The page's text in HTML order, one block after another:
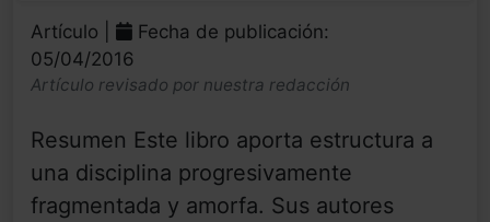
Artículo |
Fecha de publicación:
05/04/2016
Artículo revisado por nuestra redacción
Resumen Este libro aporta estructura a
una disciplina progresivamente
fragmentada y amorfa. Sus autores